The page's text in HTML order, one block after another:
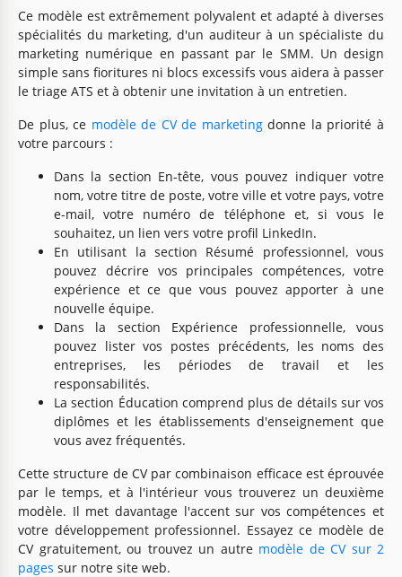
Ce modèle est extrêmement polyvalent et adapté à diverses
spécialités du marketing, d'un auditeur à un spécialiste du
marketing numérique en passant par le SMM. Un design
simple sans fioritures ni blocs excessifs vous aidera à passer
le triage ATS et à obtenir une invitation à un entretien.
De plus, ce modèle de CV de marketingdonne la priorité à
votre parcours :
Dans la section En-tête, vous pouvez indiquer votre
nom, votre titre de poste, votre ville et votre pays, votre
e-mail, votre numéro de téléphone et, si vous le
souhaitez, un lien vers votre profil LinkedIn.
En utilisant la section Résumé professionnel, vous
pouvez décrire vos principales compétences, votre
expérience et ce que vous pouvez apporter à une
nouvelle équipe.
Dans la section Expérience professionnelle, vous
pouvez lister vos postes précédents, les noms des
entreprises, les périodes de travail et les
responsabilités.
La section Éducation comprend plus de détails sur vos
diplômes et les établissements d'enseignement que
vous avez fréquentés.
Cette structure de CV par combinaison efficace est éprouvée
par le temps, et à l'intérieur vous trouverez un deuxième
modèle. Il met davantage l'accent sur vos compétences et
votre développement professionnel. Essayez ce modèle de
CV gratuitement, ou trouvez un autre modèle de CV sur 2
pages sur notre site web.